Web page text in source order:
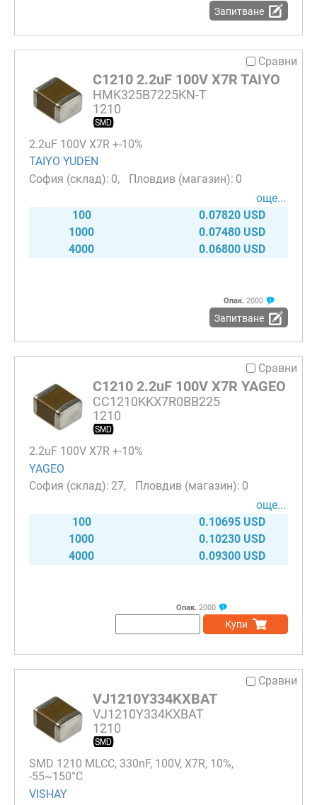
Запитване
Сравни
C1210 2.2uF 100V X7R TAIYO
HMK325B7225KN-T
1210
2.2uF 100V X7R +-10%
TAIYO YUDEN
0
0
още...
100
0.07820 USD
1000
0.07480 USD
4000
0.06800 USD
Опак. 2000
Запитване
Сравни
C1210 2.2uF 100V X7R YAGEO
CC1210KKX7R0BB225
1210
2.2uF 100V X7R +-10%
YAGEO
27
0
още...
100
0.10695 USD
1000
0.10230 USD
4000
0.09300 USD
Опак. 2000
Купи
Сравни
VJ1210Y334KXBAT
VJ1210Y334KXBAT
1210
SMD 1210 MLCC, 330nF, 100V, X7R, 10%,
-55~150°C
VISHAY